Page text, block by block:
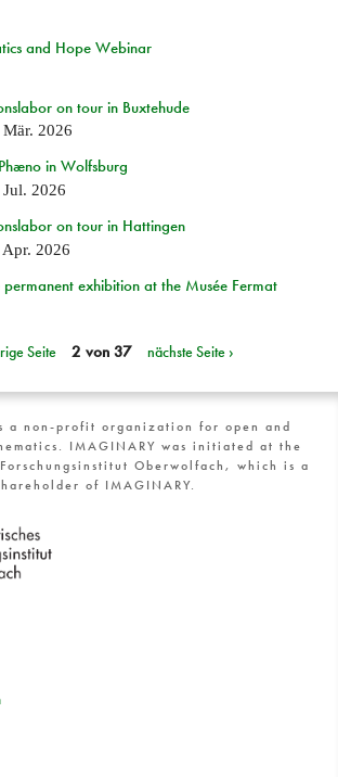
and Hope Webinar
on tour in Buxtehude
2026
in Wolfsburg
Jul. 2026
on tour in Hattingen
Apr. 2026
exhibition at the Musée Fermat
Seite 2 von 37 nächste Seite ›
a non-profit organization for open and
IMAGINARY was initiated at the
Oberwolfach, which is a
of IMAGINARY.